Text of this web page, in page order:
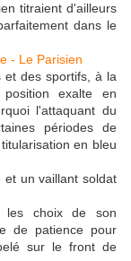
titraient d'ailleurs
dans le
- Le Parisien
et des sportifs, à la
exalte en
l'attaquant du
périodes de
en bleu
et un vaillant soldat
les choix de son
de patience pour
sur le front de